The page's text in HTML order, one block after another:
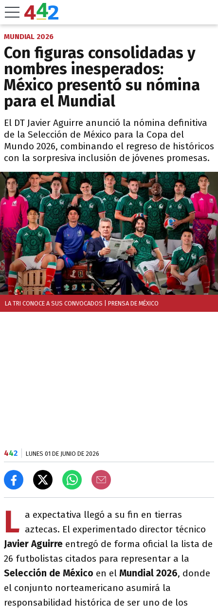
MUNDIAL 2026
Con figuras consolidadas y
nombres inesperados:
México presentó su nómina
para el Mundial
El DT Javier Aguirre anunció la nómina definitiva
de la Selección de México para la Copa del
Mundo 2026, combinando el regreso de históricos
con la sorpresiva inclusión de jóvenes promesas.
LA TRI CONOCE A SUS CONVOCADOS | PRENSA DE MÉXICO
442 LUNES 01 DE JUNIO DE 2026
L a expectativa llegó a su fin en tierras
aztecas. El experimentado director técnico
Javier Aguirre entregó de forma oficial la lista de
26 futbolistas citados para representar a la
Selección de México en el Mundial 2026, donde
el conjunto norteamericano asumirá la
responsabilidad histórica de ser uno de los